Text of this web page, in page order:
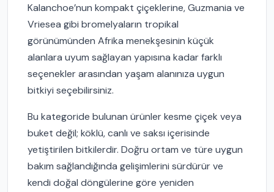
Kalanchoe’nun kompakt çiçeklerine, Guzmania ve
Vriesea gibi bromelyaların tropikal
görünümünden Afrika menekşesinin küçük
alanlara uyum sağlayan yapısına kadar farklı
seçenekler arasından yaşam alanınıza uygun
bitkiyi seçebilirsiniz.
Bu kategoride bulunan ürünler kesme çiçek veya
buket değil; köklü, canlı ve saksı içerisinde
yetiştirilen bitkilerdir. Doğru ortam ve türe uygun
bakım sağlandığında gelişimlerini sürdürür ve
kendi doğal döngülerine göre yeniden